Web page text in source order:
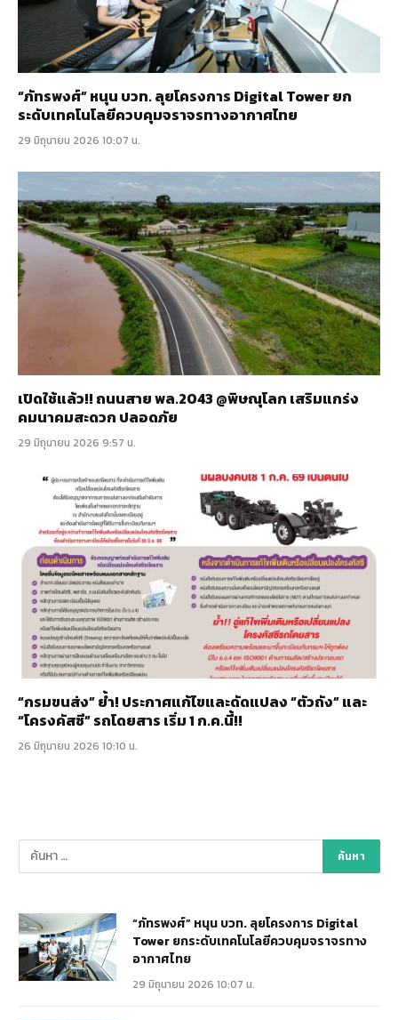
“ภัทรพงศ์” หนุน บวท. ลุยโครงการ Digital Tower ยก
ระดับเทคโนโลยีควบคุมจราจรทางอากาศไทย
29 มิถุนายน 2026 10:07 น.
เปิดใช้แล้ว!! ถนนสาย พล.2043 @พิษณุโลก เสริมแกร่ง
คมนาคมสะดวก ปลอดภัย
29 มิถุนายน 2026 9:57 น.
“กรมขนส่ง” ย้ำ! ประกาศแก้ไขและดัดแปลง “ตัวถัง” และ
“โครงคัสซี” รถโดยสาร เริ่ม 1 ก.ค.นี้!!
26 มิถุนายน 2026 10:10 น.
“ภัทรพงศ์” หนุน บวท. ลุยโครงการ Digital
Tower ยกระดับเทคโนโลยีควบคุมจราจรทาง
อากาศไทย
29 มิถุนายน 2026 10:07 น.